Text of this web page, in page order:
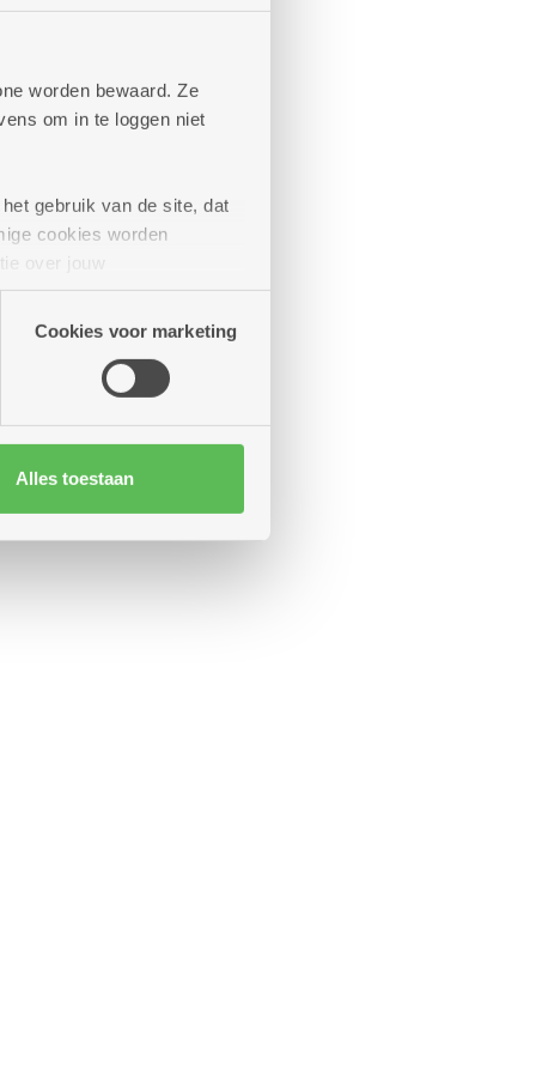
worden bewaard. Ze
om in te loggen niet
gebruik van de site, dat
cookies worden
kunnen deze gegevens
Cookies voor marketing
Alles toestaan